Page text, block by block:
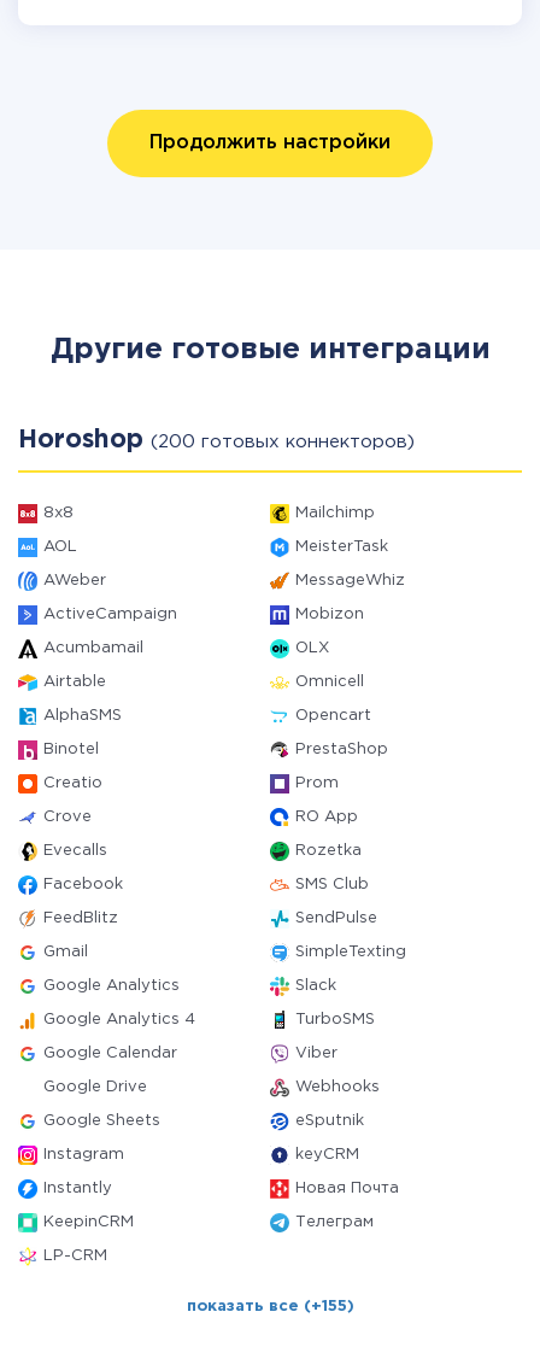
Продолжить настройки
Другие готовые интеграции
Horoshop (200 готовых коннекторов)
8x8 Mailchimp
AOL MeisterTask
AWeber MessageWhiz
ActiveCampaign Mobizon
Acumbamail OLX
Airtable Omnicell
AlphaSMS Opencart
Binotel PrestaShop
Creatio Prom
Crove RO App
Evecalls Rozetka
Facebook SMS Club
FeedBlitz SendPulse
Gmail SimpleTexting
Google Analytics Slack
Google Analytics 4 TurboSMS
Google Calendar Viber
Google Drive Webhooks
Google Sheets eSputnik
Instagram keyCRM
Instantly Новая Почта
KeepinCRM Телеграм
LP-CRM
показать все (+155)